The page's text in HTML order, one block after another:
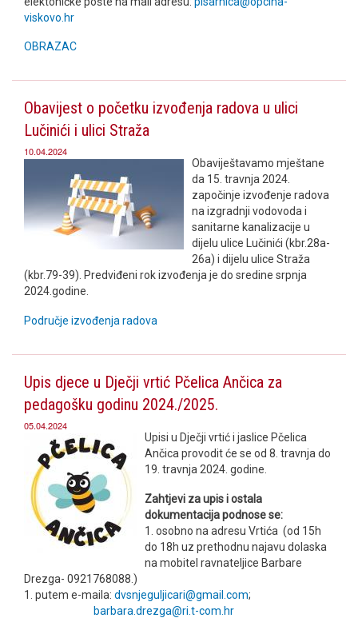
viskovo.hr
OBRAZAC
Obavijest o početku izvođenja radova u ulici
Lučinići i ulici Straža
10.04.2024
Obaviještavamo mještane
da 15. travnja 2024.
započinje izvođenje radova
na izgradnji vodovoda i
sanitarne kanalizacije u
dijelu ulice Lučinići (kbr.28a-
26a) i dijelu ulice Straža
(kbr.79-39). Predviđeni rok izvođenja je do sredine srpnja
2024.godine.
Područje izvođenja radova
Upis djece u Dječji vrtić Pčelica Ančica za
pedagošku godinu 2024./2025.
05.04.2024
Upisi u Dječji vrtić i jaslice Pčelica
Ančica provodit će se od 8. travnja do
19. travnja 2024. godine.
Zahtjevi za upis i ostala
dokumentacija podnose se:
1. osobno na adresu Vrtića (od 15h
do 18h uz prethodnu najavu dolaska
na mobitel ravnateljice Barbare
Drezga- 0921768088.)
1. putem e-maila: dvsnjeguljicari@gmail.com;
barbara.drezga@ri.t-com.hr